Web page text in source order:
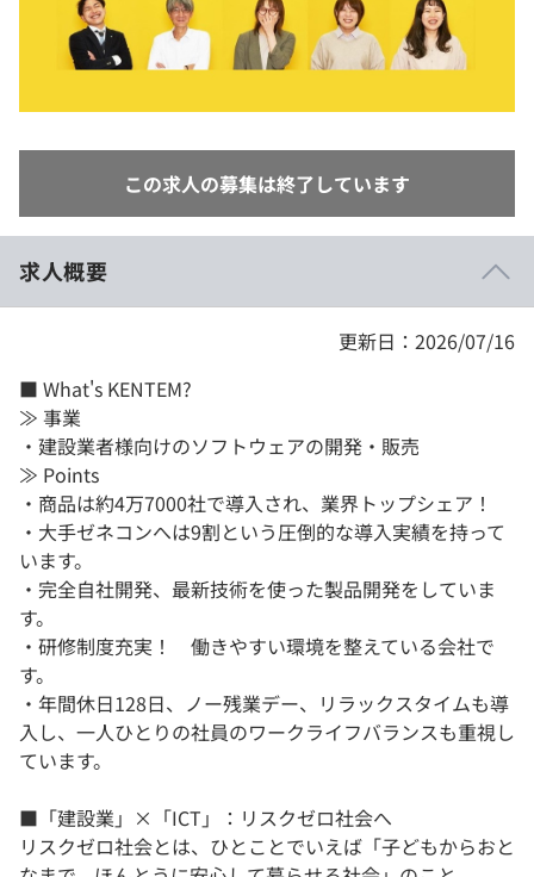
法人向けプラン
学校向けプラン
この求人の募集は終了しています
求人概要
更新日：2026/07/16
■ What's KENTEM?
≫ 事業
・建設業者様向けのソフトウェアの開発・販売
≫ Points
・商品は約4万7000社で導入され、業界トップシェア！
・大手ゼネコンへは9割という圧倒的な導入実績を持って
います。
・完全自社開発、最新技術を使った製品開発をしていま
す。
・研修制度充実！ 働きやすい環境を整えている会社で
す。
・年間休日128日、ノー残業デー、リラックスタイムも導
入し、一人ひとりの社員のワークライフバランスも重視し
ています。
■「建設業」×「ICT」：リスクゼロ社会へ
リスクゼロ社会とは、ひとことでいえば「子どもからおと